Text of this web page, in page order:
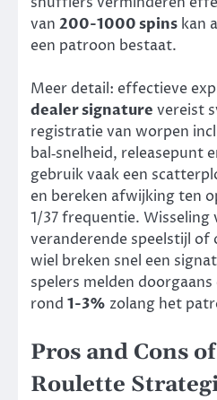
van 200-1000 spins kan
een patroon bestaat.
Meer detail: effectieve
dealer signature vereist
registratie van worpen
bal‑snelheid, releasepunt
gebruik vaak een
en bereken afwijking ten
1/37 frequentie. Wisseling
veranderende speelstijl of
wiel breken snel een
spelers melden
rond 1-3% zolang het
Pros and Cons
Roulette